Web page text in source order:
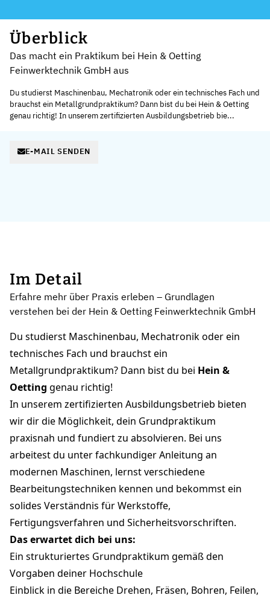
Überblick
Das macht ein Praktikum bei Hein & Oetting
Feinwerktechnik GmbH aus
Du studierst Maschinenbau, Mechatronik oder ein technisches Fach und
brauchst ein Metallgrundpraktikum? Dann bist du bei Hein & Oetting
genau richtig! In unserem zertifizierten Ausbildungsbetrieb bie...
E-MAIL SENDEN
Im Detail
Erfahre mehr über Praxis erleben – Grundlagen
verstehen bei der Hein & Oetting Feinwerktechnik GmbH
Du studierst Maschinenbau, Mechatronik oder ein
technisches Fach und brauchst ein
Metallgrundpraktikum? Dann bist du bei Hein &
Oetting genau richtig!
In unserem zertifizierten Ausbildungsbetrieb bieten
wir dir die Möglichkeit, dein Grundpraktikum
praxisnah und fundiert zu absolvieren. Bei uns
arbeitest du unter fachkundiger Anleitung an
modernen Maschinen, lernst verschiedene
Bearbeitungstechniken kennen und bekommst ein
solides Verständnis für Werkstoffe,
Fertigungsverfahren und Sicherheitsvorschriften.
Das erwartet dich bei uns:
Ein strukturiertes Grundpraktikum gemäß den
Vorgaben deiner Hochschule
Einblick in die Bereiche Drehen, Fräsen, Bohren, Feilen,